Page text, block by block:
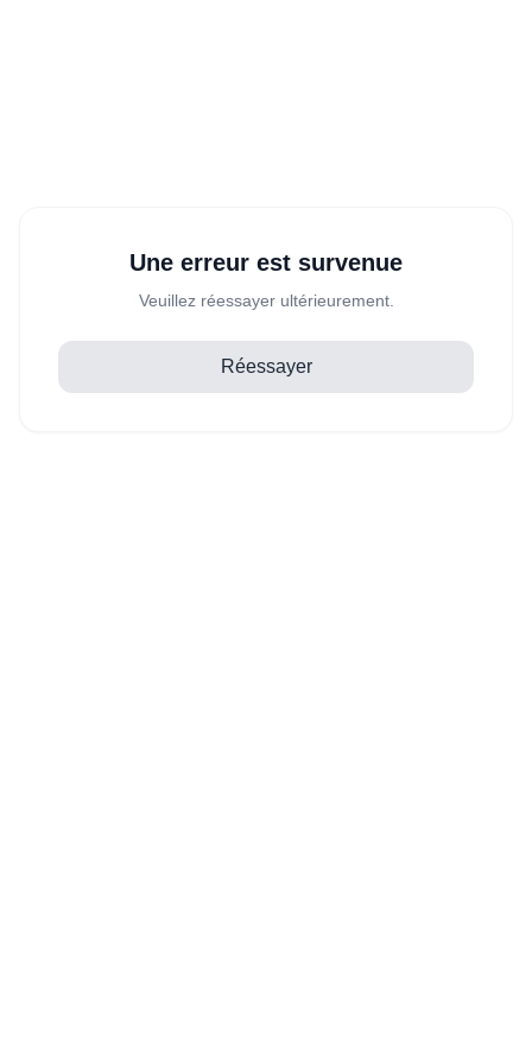
Une erreur est survenue
Veuillez réessayer ultérieurement.
Réessayer